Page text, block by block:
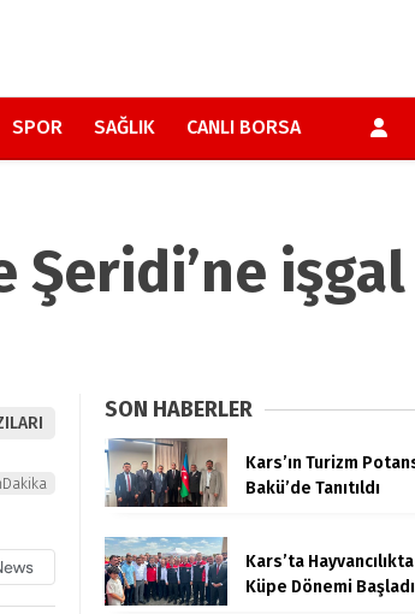
SPOR SAĞLIK CANLI BORSA
Şeridi’ne işgal
SON HABERLER
Kars’ın Turizm
Bakü’de Tanıtıldı
Kars’ta
Küpe Dönemi Başladı